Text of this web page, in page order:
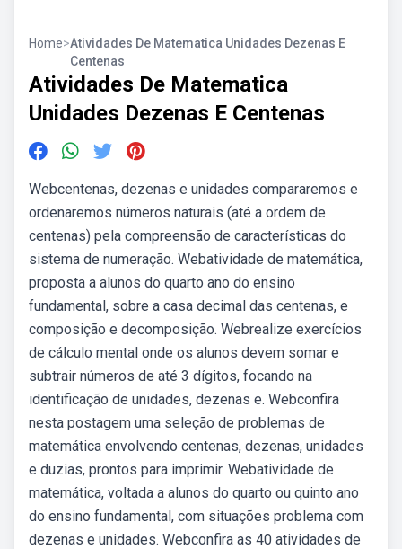
Home>Atividades De Matematica Unidades Dezenas E
Centenas
Atividades De Matematica
Unidades Dezenas E Centenas
Webcentenas, dezenas e unidades compararemos e
ordenaremos números naturais (até a ordem de
centenas) pela compreensão de características do
sistema de numeração. Webatividade de matemática,
proposta a alunos do quarto ano do ensino
fundamental, sobre a casa decimal das centenas, e
composição e decomposição. Webrealize exercícios
de cálculo mental onde os alunos devem somar e
subtrair números de até 3 dígitos, focando na
identificação de unidades, dezenas e. Webconfira
nesta postagem uma seleção de problemas de
matemática envolvendo centenas, dezenas, unidades
e duzias, prontos para imprimir. Webatividade de
matemática, voltada a alunos do quarto ou quinto ano
do ensino fundamental, com situações problema com
dezenas e unidades. Webconfira as 40 atividades de